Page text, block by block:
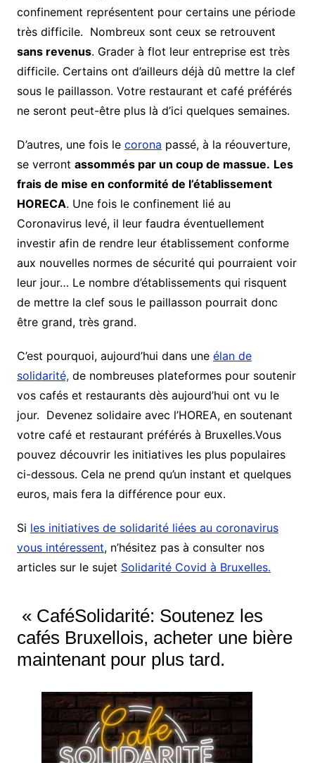
confinement représentent pour certains une période
très difficile. Nombreux sont ceux se retrouvent
sans revenus. Grader à flot leur entreprise est très
difficile. Certains ont d’ailleurs déjà dû mettre la clef
sous le paillasson. Votre restaurant et café préférés
ne seront peut-être plus là d’ici quelques semaines.
D’autres, une fois le corona passé, à la réouverture,
se verront assommés par un coup de massue. Les
frais de mise en conformité de l’établissement
HORECA. Une fois le confinement lié au
Coronavirus levé, il leur faudra éventuellement
investir afin de rendre leur établissement conforme
aux nouvelles normes de sécurité qui pourraient voir
leur jour… Le nombre d’établissements qui risquent
de mettre la clef sous le paillasson pourrait donc
être grand, très grand.
C’est pourquoi, aujourd’hui dans une élan de
solidarité,de nombreuses plateformes pour soutenir
vos cafés et restaurants dès aujourd’hui ont vu le
jour. Devenez solidaire avec l’HOREA, en soutenant
votre café et restaurant préférés à Bruxelles.Vous
pouvez découvrir les initiatives les plus populaires
ci-dessous. Cela ne prend qu’un instant et quelques
euros, mais fera la différence pour eux.
Si les initiatives de solidarité liées au coronavirus
vous intéressent, n’hésitez pas à consulter nos
articles sur le sujet Solidarité Covid à Bruxelles.
« CaféSolidarité: Soutenez les
cafés Bruxellois, acheter une bière
maintenant pour plus tard.